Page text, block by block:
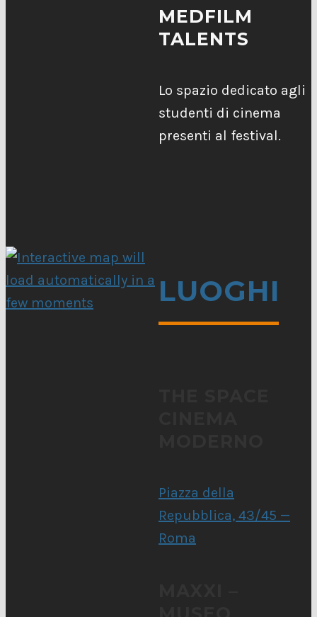
MEDFILM
TALENTS
Lo spazio dedicato agli
studenti di cinema
presenti al festival.
LUOGHI
Piazza della
Repubblica, 43/45 —
Roma